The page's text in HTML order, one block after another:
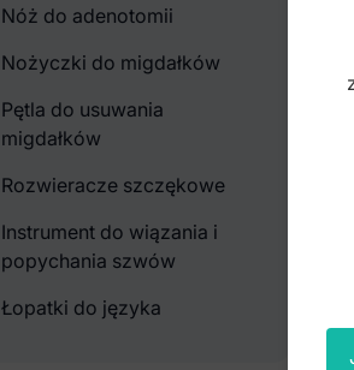
Nóż do adenotomii
Nożyczki do migdałków
Pętla do usuwania
migdałków
Rozwieracze szczękowe
Instrument do wiązania i
popychania szwów
Łopatki do języka